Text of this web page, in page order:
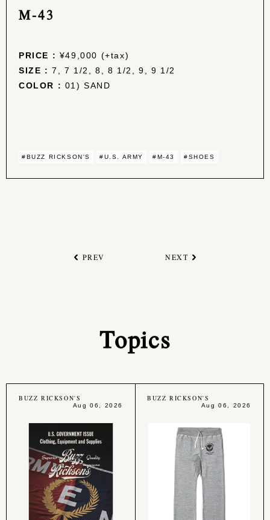
M-43
PRICE : ¥49,000 (+tax)
SIZE : 7, 7 1/2, 8, 8 1/2, 9, 9 1/2
COLOR : 01) SAND
#BUZZ RICKSON'S #U.S. ARMY #M-43 #SHOES
PREV NEXT
Topics
BUZZ RICKSON'S
Aug 06, 2026
BUZZ RICKSON'S
Aug 06, 2026